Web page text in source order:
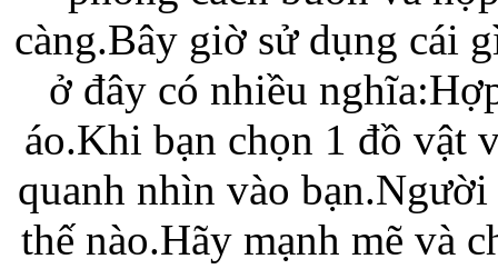
Túi đựng iPad
Túi đựng iPad
càng.Bây giờ sử dụng cái
ở đây có nhiều
áo.Khi bạn chọn 1 đồ vật
quanh nhìn vào
thế nào.Hãy mạnh mẽ và